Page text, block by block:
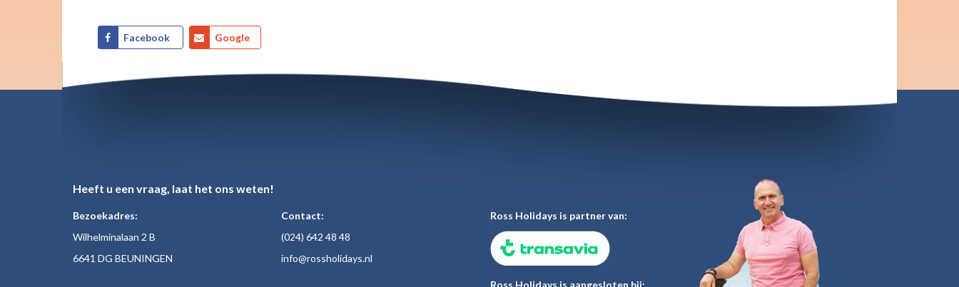
Facebook Google
Heeft u een vraag, laat het ons weten!
Bezoekadres:
Wilhelminalaan 2 B
6641 DG BEUNINGEN
Contact:
(024) 642 48 48
info@rossholidays.nl
Ross Holidays is partner van:
Ross Holidays is aangesloten bij: